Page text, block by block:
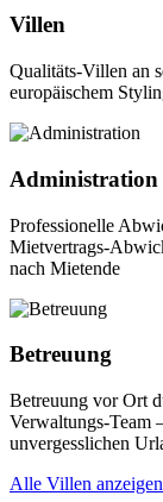
Villen
Qualitäts-Villen an
europäischem
Administration
Professionelle
Mietvertrags-
nach Mietende
Betreuung
Betreuung vor Ort
Verwaltungs-Team
unvergesslichen
Alle Villen anzeigen